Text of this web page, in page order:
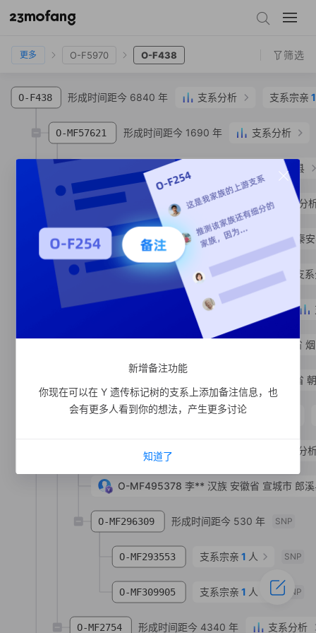
O-M117
更多 O-F5970 O-F438 筛选
O-F438 形成时间距今 6840 年 支系分析 支系宗亲
O-MF57621 形成时间距今 1690 年 支系分析
O-SK1728 形成时间距今 5820 年
O-MV224207韩** 山东省 东营市 利津县
O-MF432603 形成时间距今 1460 年 支系分
形成时间距今 1250 年 支系分
O-MF2754 形成时间距今 4340 年 支系分析
O-MF546999张**汉族甘肃省 天水市 秦
O-MF432600 形成时间距今 530 年 支
O-MF495378李** 汉族 安徽省 宣城市 郎
O-MF296309 形成时间距今 530 年 SNP
形成时间距今 510 年
O-MF293553 支系宗亲 1 人 SNP
O-MF309905 支系宗亲 1 人 SNP
山东省
辽宁省
新增备注功能
你现在可以在 Y 遗传标记树的支系上添加备注信息，也
会有更多人看到你的想法，产生更多讨论
知道了